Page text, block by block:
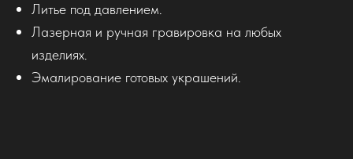
Литье под давлением.
Лазерная и ручная гравировка на любых
изделиях.
Эмалирование готовых украшений.